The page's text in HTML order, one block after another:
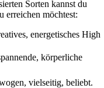
Sorten kannst du
erreichen möchtest:
energetisches High
körperliche
vielseitig, beliebt.